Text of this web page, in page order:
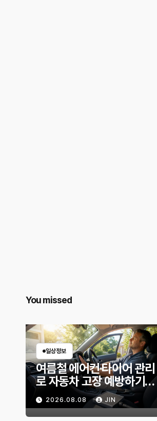
You missed
일상정보
여름철 에어컨·타이어 관리
로 자동차 고장 예방하기｜
10분 점검 루틴, 무엇부터 확
인할까?
2026.08.08 JIN